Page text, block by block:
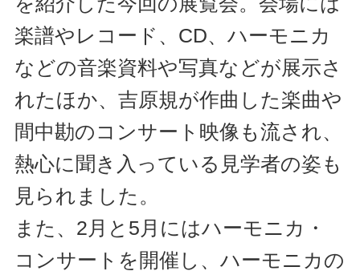
楽譜やレコード、CD、ハーモニカ
などの音楽資料や写真などが展示さ
れたほか、吉原規が作曲した楽曲や
間中勘のコンサート映像も流され、
熱心に聞き入っている見学者の姿も
見られました。
また、2月と5月にはハーモニカ・
コンサートを開催し、ハーモニカの